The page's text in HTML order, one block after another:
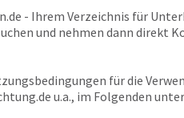
- Ihrem Verzeichnis für
und nehmen dann direkt
für die
u.a., im Folgenden unter